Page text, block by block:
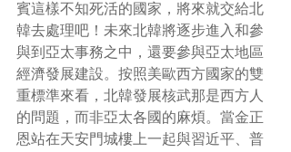
賓這樣不知死活的國家，將來就交給北
韓去處理吧！未來北韓將逐步進入和參
與到亞太事務之中，還要參與亞太地區
經濟發展建設。按照美歐西方國家的雙
重標準來看，北韓發展核武那是西方人
的問題，而非亞太各國的麻煩。當金正
恩站在天安門城樓上一起與習近平、普